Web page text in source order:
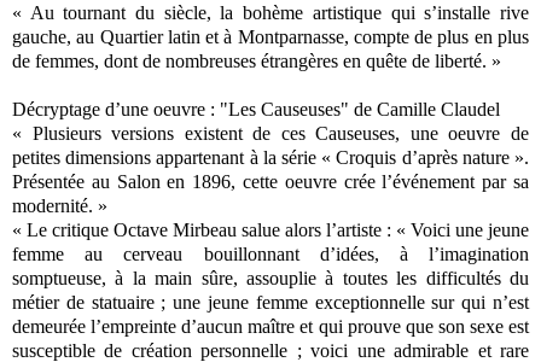
« Au tournant du siècle, la bohème artistique qui s’installe rive
gauche, au Quartier latin et à Montparnasse, compte de plus en plus
de femmes, dont de nombreuses étrangères en quête de liberté. »
Décryptage d’une oeuvre : "Les Causeuses" de Camille Claudel
« Plusieurs versions existent de ces Causeuses, une oeuvre de
petites dimensions appartenant à la série « Croquis d’après nature ».
Présentée au Salon en 1896, cette oeuvre crée l’événement par sa
modernité. »
« Le critique Octave Mirbeau salue alors l’artiste : « Voici une jeune
femme au cerveau bouillonnant d’idées, à l’imagination
somptueuse, à la main sûre, assouplie à toutes les difficultés du
métier de statuaire ; une jeune femme exceptionnelle sur qui n’est
demeurée l’empreinte d’aucun maître et qui prouve que son sexe est
susceptible de création personnelle ; voici une admirable et rare